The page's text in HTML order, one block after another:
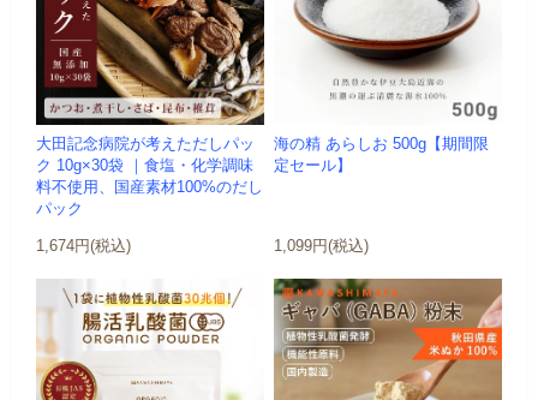
大田記念病院が考えただしパッ
ク 10g×30袋 ｜食塩・化学調味
料不使用、国産素材100%のだし
パック
1,674円(税込)
海の精 あらしお 500g【期間限
定セール】
1,099円(税込)